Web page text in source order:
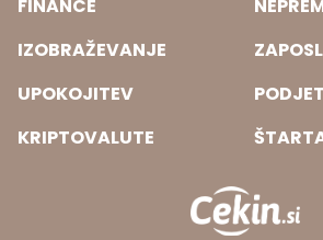
FINANCE
IZOBRAŽEVANJE
UPOKOJITEV
KRIPTOVALUTE